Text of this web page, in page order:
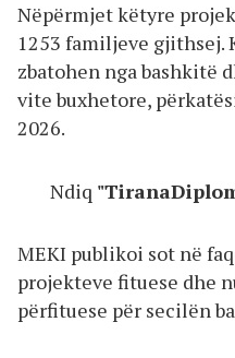
Nëpërmjet këtyre
1253 familjeve gjithsej.
zbatohen nga bashkitë
vite buxhetore,
2026.
Ndiq
MEKI publikoi sot në
projekteve fituese dhe
përfituese për secilën